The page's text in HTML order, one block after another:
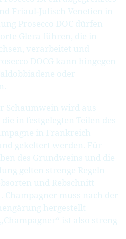
Friaul-Julisch Venetien in
Prosecco DOC dürfen
Glera führen, die in
verarbeitet und
DOCG kann hingegen
oder
Schaumwein wird aus
in festgelegten Teilen des
in Frankreich
gekeltert werden. Für
des Grundweins und die
gelten strenge Regeln –
und Rebschnitt
Champagner muss nach der
hergestellt
ist also streng